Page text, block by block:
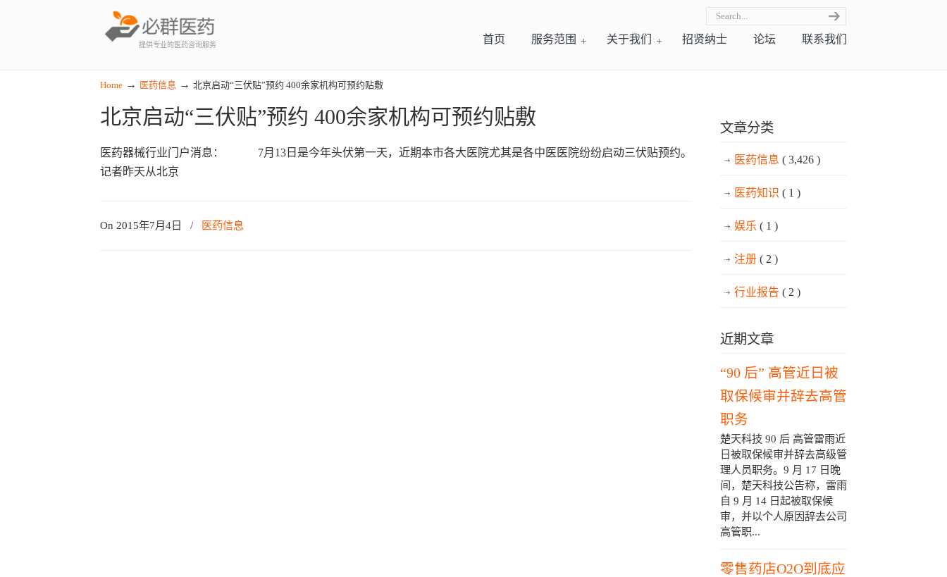
提供专业的医药咨询服务 首页 服务范围 关于我们 招贤纳士 论坛 联系我们
Home → 医药信息 → 北京启动“三伏贴”预约 400余家机构可预约贴敷
北京启动“三伏贴”预约 400余家机构可预约贴敷
医药器械行业门户消息： 7月13日是今年头伏第一天，近期本市各大医院尤其是各中医医院纷纷启动三伏贴预约。
记者昨天从北京
On 2015年7月4日 / 医药信息
文章分类
医药信息 ( 3,426 )
医药知识 ( 1 )
娱乐 ( 1 )
注册 ( 2 )
行业报告 ( 2 )
近期文章
“90 后” 高管近日被
取保候审并辞去高管
职务
楚天科技 90 后 高管雷雨近
日被取保候审并辞去高级管
理人员职务。9 月 17 日晚
间，楚天科技公告称，雷雨
自 9 月 14 日起被取保候
审，并以个人原因辞去公司
高管职...
零售药店O2O到底应